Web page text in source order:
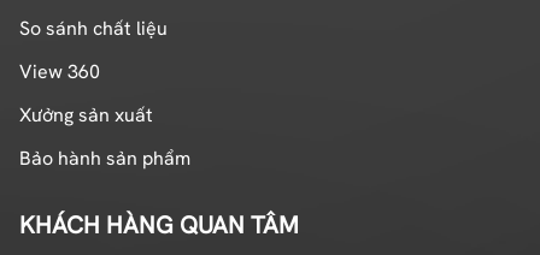
So sánh chất liệu
View 360
Xưởng sản xuất
Bảo hành sản phẩm
KHÁCH HÀNG QUAN TÂM